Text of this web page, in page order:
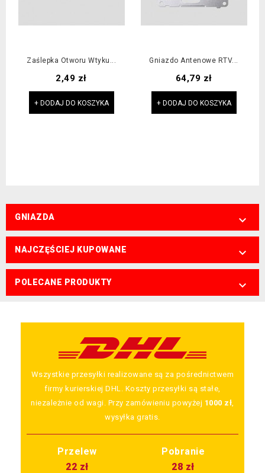
Zaślepka Otworu Wtyku...
Cena
2,49 zł
+ DODAJ DO KOSZYKA
Gniazdo Antenowe RTV...
Cena
64,79 zł
+ DODAJ DO KOSZYKA
GNIAZDA 
NAJCZĘŚCIEJ KUPOWANE 
POLECANE PRODUKTY 
Wszystkie przesyłki realizowane są za pośrednictwem
firmy kurierskiej DHL. Koszty przesyłki są stałe,
niezależnie od wagi. Przy zamówieniu powyżej 1000 zł
wysyłka gratis.
Przelew
Pobranie
22 zł
28 zł